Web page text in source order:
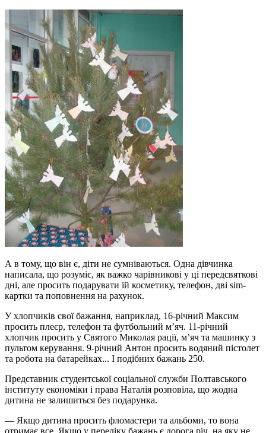
А в тому, що він є, діти не сумніваються. Одна дівчинка
написала, що розуміє, як важко чарівникові у ці передсвяткові
дні, але просить подарувати їй косметику, телефон, дві sim-
картки та поповнення на рахунок.
У хлопчиків свої бажання, наприклад, 16-річний Максим
просить плеєр, телефон та футбольний м’яч. 11-річний
хлопчик просить у Святого Миколая рації, м’яч та машинку з
пультом керування. 9-річний Антон просить водяний пістолет
та робота на батарейках... І подібних бажань 250.
Представник студентської соціальної служби Полтавського
інституту економіки і права Наталія розповіла, що жодна
дитина не залишиться без подарунка.
— Якщо дитина просить фломастери та альбоми, то вона
отримає все. Якщо у переліку бажань є дорога річ, на яку не